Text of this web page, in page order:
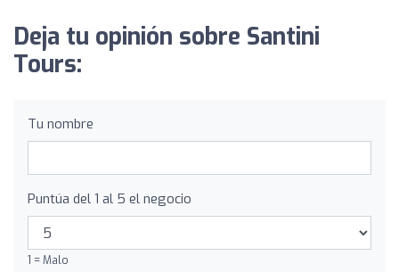
Deja tu opinión sobre Santini
Tours:
Tu nombre
Puntúa del 1 al 5 el negocio
1 = Malo